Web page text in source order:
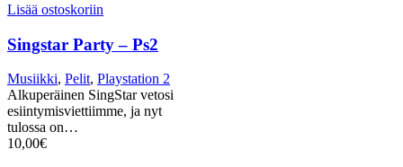
Lisää ostoskoriin
Singstar Party – Ps2
Musiikki, Pelit, Playstation 2
Alkuperäinen SingStar vetosi
esiintymisviettiimme, ja nyt
tulossa on…
10,00€